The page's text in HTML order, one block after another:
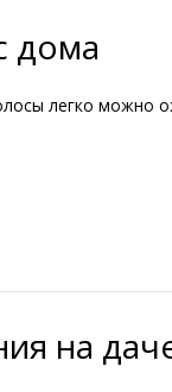
дома
легко можно
на